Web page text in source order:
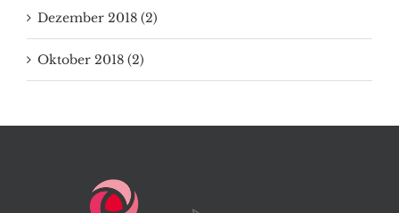
Dezember 2018 (2)
Oktober 2018 (2)